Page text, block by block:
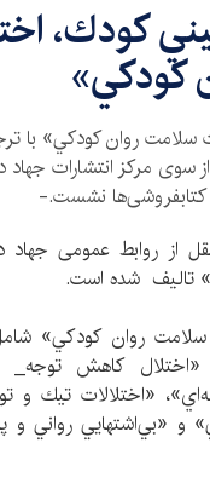
كودك،
كودكي»
سلامت روان كودكي» با
مرکز انتشارات جهاد
کتابفروشی‌ها نشست.-
از روابط عمومی جهاد
تالیف شده است.
سلامت روان كودكي»
«اختلال كاهش
«اختلالات تيك و
«بي‌اشتهايي رواني و